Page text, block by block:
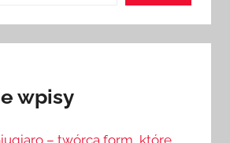
wpisy
– twórca form, które